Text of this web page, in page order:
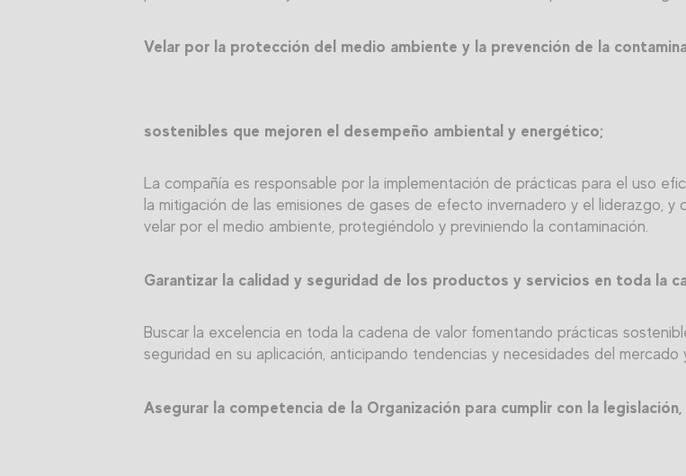
Velar por la protección del medio ambiente y la prevención de la
sostenibles que mejoren el desempeño ambiental y energético;
La compañía es responsable por la implementación de prácticas para el uso
la mitigación de las emisiones de gases de efecto invernadero y el liderazgo,
velar por el medio ambiente, protegiéndolo y previniendo la contaminación.
Garantizar la calidad y seguridad de los productos y servicios en toda la
Buscar la excelencia en toda la cadena de valor fomentando prácticas
seguridad en su aplicación, anticipando tendencias y necesidades del mercado
Asegurar la competencia de la Organización para cumplir con la